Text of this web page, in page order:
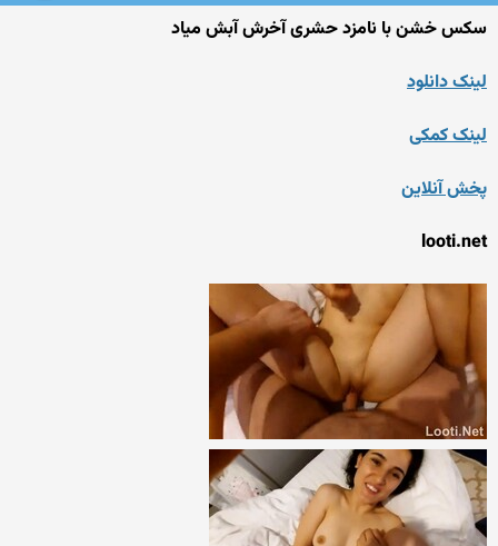
سکس خشن با نامزد حشری آخرش آبش میاد
لینک دانلود
لینک کمکی
پخش آنلاین
looti.net